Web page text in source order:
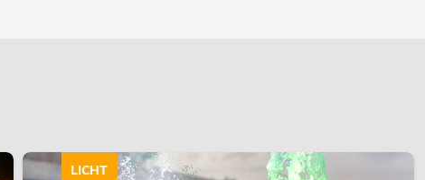
LICHT